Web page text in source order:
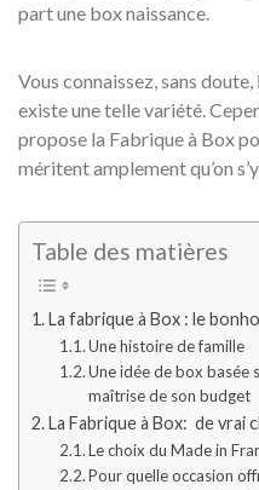
part une box naissance.
Vous connaissez, sans doute,
existe une telle variété.
propose la Fabrique à Box
méritent amplement qu’on
Table des matières
La fabrique à Box : le
Une histoire de famille
Une idée de box basée
maîtrise de son budget
La Fabrique à Box: de vrai
Le choix du Made in
Pour quelle occasion